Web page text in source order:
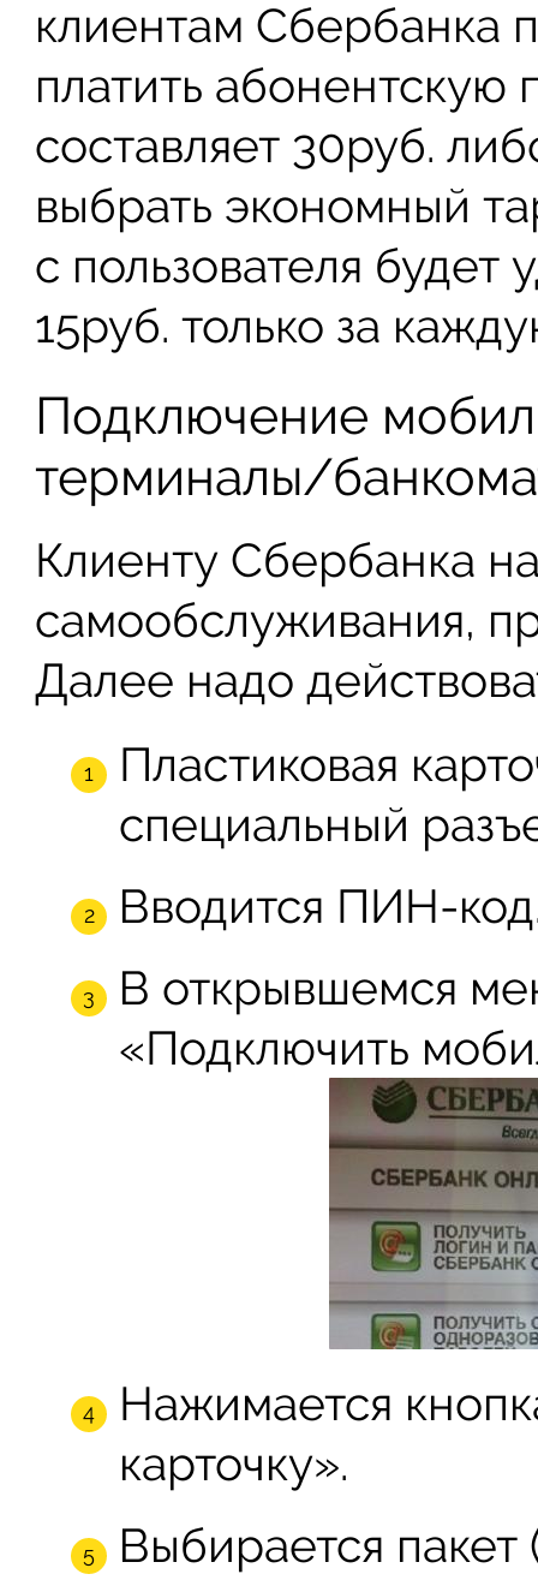
клиентам Сбербанка
платить абонентскую
составляет 30руб.
выбрать экономный
с пользователя будет
15руб. только за
Подключение
терминалы/
Клиенту Сбербанка
самообслуживания,
Далее надо
Пластиковая
специальный
Вводится ПИН-
В открывшемся
«Подключить
Нажимается
карточку».
Выбирается